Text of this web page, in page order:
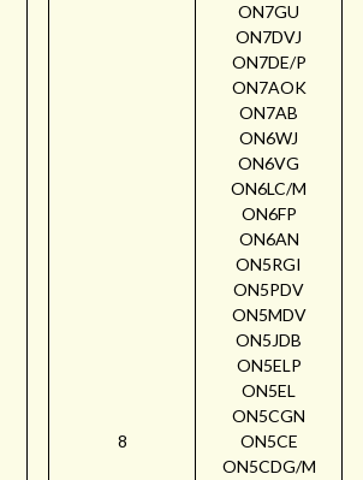
8
ON7GU
ON7DVJ
ON7DE/P
ON7AOK
ON7AB
ON6WJ
ON6VG
ON6LC/M
ON6FP
ON6AN
ON5RGI
ON5PDV
ON5MDV
ON5JDB
ON5ELP
ON5EL
ON5CGN
ON5CE
ON5CDG/M